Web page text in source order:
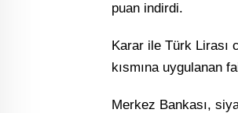
puan indirdi.
Karar ile Türk Lirası
kısmına uygulanan
Merkez Bankası,